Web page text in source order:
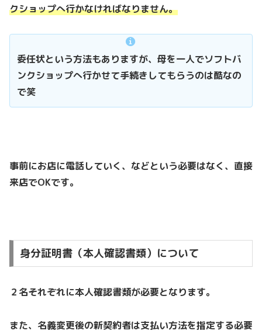
クショップへ行かなければなりません。
委任状という方法もありますが、母を一人でソフトバ
ンクショップへ行かせて手続きしてもらうのは酷なの
で笑
事前にお店に電話していく、などという必要はなく、直接
来店でOKです。
身分証明書（本人確認書類）について
２名それぞれに本人確認書類が必要となります。
また、名義変更後の新契約者は支払い方法を指定する必要